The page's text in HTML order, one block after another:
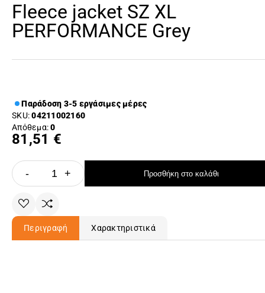
Fleece jacket SZ XL
PERFORMANCE Grey
Παράδοση 3-5 εργάσιμες μέρες
SKU:04211002160
Απόθεμα:0
81,51 €
- + Προσθήκη στο καλάθι
Περιγραφή Χαρακτηριστικά